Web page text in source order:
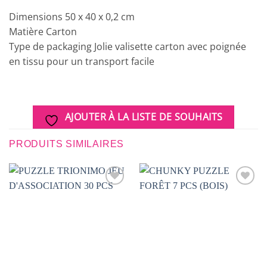
Dimensions 50 x 40 x 0,2 cm
Matière Carton
Type de packaging Jolie valisette carton avec poignée
en tissu pour un transport facile
AJOUTER À LA LISTE DE SOUHAITS
PRODUITS SIMILAIRES